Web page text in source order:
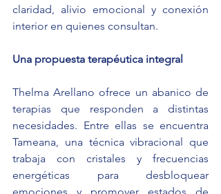
claridad, alivio emocional y conexión
interior en quienes consultan.
Una propuesta terapéutica integral
Thelma Arellano ofrece un abanico de
terapias que responden a distintas
necesidades. Entre ellas se encuentra
Tameana, una técnica vibracional que
trabaja con cristales y frecuencias
energéticas para desbloquear